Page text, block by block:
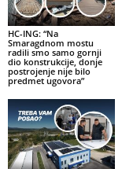
HC-ING: “Na
Smaragdnom mostu
radili smo samo gornji
dio konstrukcije, donje
postrojenje nije bilo
predmet ugovora”